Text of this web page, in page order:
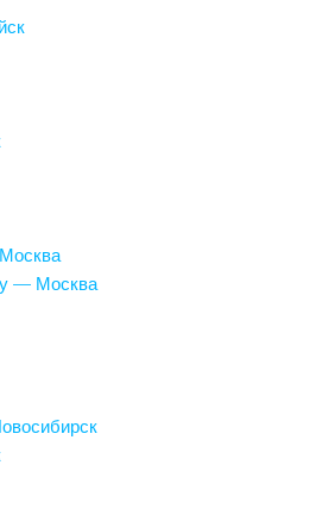
— Москва